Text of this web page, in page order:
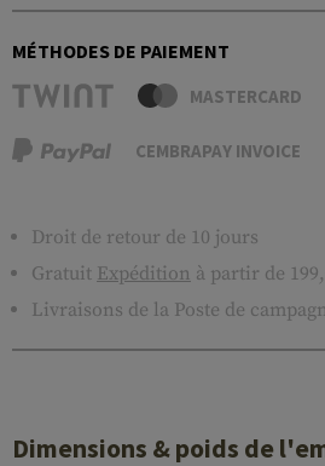
MÉTHODES DE PAIEMENT
MASTERCARD
CEMBRAPAY INVOICE
Droit de retour de 10 jours
Gratuit Expédition à partir de
Livraisons de la Poste de
Dimensions & poids de